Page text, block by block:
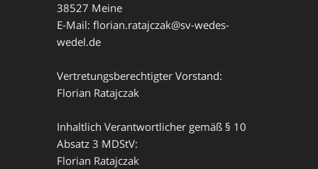
38527 Meine
E-Mail: florian.ratajczak@sv-wedes-
wedel.de
Vertretungsberechtigter Vorstand:
Florian Ratajczak
Inhaltlich Verantwortlicher gemäß § 10
Absatz 3 MDStV:
Florian Ratajczak